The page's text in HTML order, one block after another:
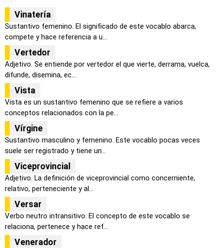
Vinatería
Sustantivo femenino. El significado de este vocablo abarca,
compete y hace referencia a u...
Vertedor
Adjetivo. Se entiende por vertedor el que vierte, derrama, vuelca,
difunde, disemina, ec...
Vista
Vista es un sustantivo femenino que se refiere a varios
conceptos relacionados con la pe...
Vírgine
Sustantivo masculino y femenino. Este vocablo pocas veces
suele ser registrado y tiene un...
Viceprovincial
Adjetivo. La definición de viceprovincial como concerniente,
relativo, perteneciente y al...
Versar
Verbo neutro intransitivo. El concepto de este vocablo se
relaciona, pertenece y hace ref...
Venerador